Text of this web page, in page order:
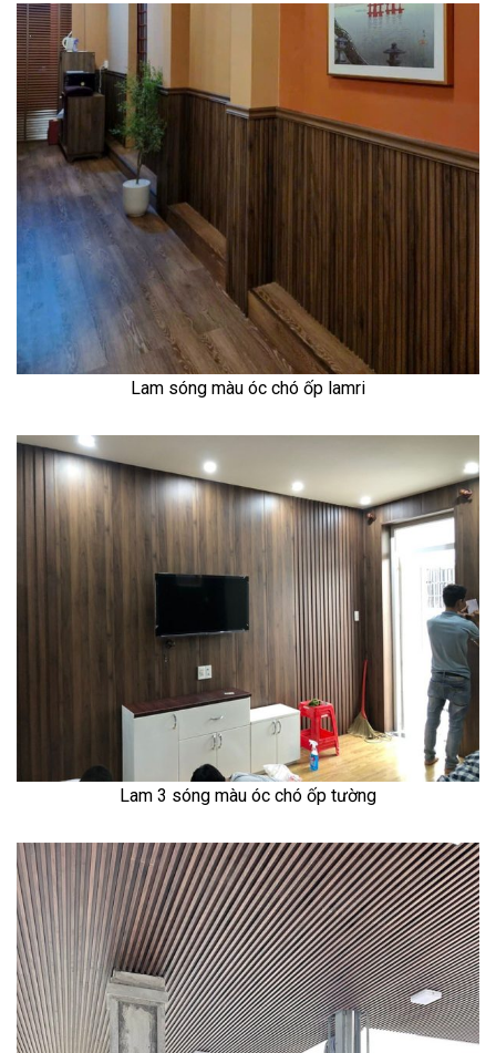
Lam sóng màu óc chó ốp lamri
Lam 3 sóng màu óc chó ốp tường